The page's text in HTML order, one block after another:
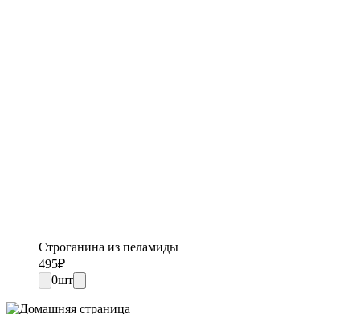
Строганина из пеламиды
495₽
0шт